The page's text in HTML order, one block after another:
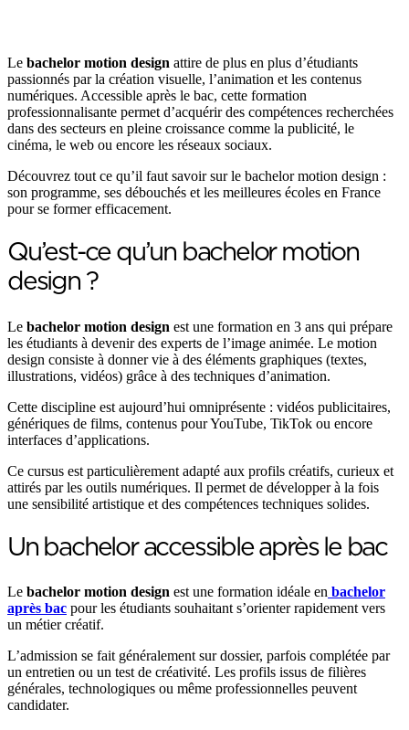
Le bachelor motion design attire de plus en plus d’étudiants
passionnés par la création visuelle, l’animation et les contenus
numériques. Accessible après le bac, cette formation
professionnalisante permet d’acquérir des compétences recherchées
dans des secteurs en pleine croissance comme la publicité, le
cinéma, le web ou encore les réseaux sociaux.
Découvrez tout ce qu’il faut savoir sur le bachelor motion design :
son programme, ses débouchés et les meilleures écoles en France
pour se former efficacement.
Qu’est-ce qu’un bachelor motion
design ?
Le bachelor motion design est une formation en 3 ans qui prépare
les étudiants à devenir des experts de l’image animée. Le motion
design consiste à donner vie à des éléments graphiques (textes,
illustrations, vidéos) grâce à des techniques d’animation.
Cette discipline est aujourd’hui omniprésente : vidéos publicitaires,
génériques de films, contenus pour YouTube, TikTok ou encore
interfaces d’applications.
Ce cursus est particulièrement adapté aux profils créatifs, curieux et
attirés par les outils numériques. Il permet de développer à la fois
une sensibilité artistique et des compétences techniques solides.
Un bachelor accessible après le bac
Le bachelor motion design est une formation idéale en bachelor
après bac pour les étudiants souhaitant s’orienter rapidement vers
un métier créatif.
L’admission se fait généralement sur dossier, parfois complétée par
un entretien ou un test de créativité. Les profils issus de filières
générales, technologiques ou même professionnelles peuvent
candidater.